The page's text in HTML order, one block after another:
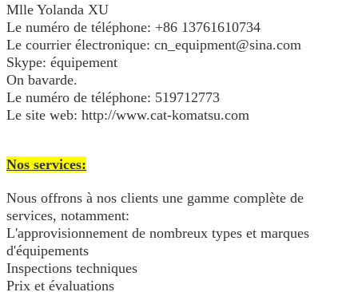
Mlle Yolanda XU
Le numéro de téléphone: +86 13761610734
Le courrier électronique: cn_equipment@sina.com
Skype: équipement
On bavarde.
Le numéro de téléphone: 519712773
Le site web: http://www.cat-komatsu.com
Nos services:
Nous offrons à nos clients une gamme complète de
services, notamment:
L'approvisionnement de nombreux types et marques
d'équipements
Inspections techniques
Prix et évaluations